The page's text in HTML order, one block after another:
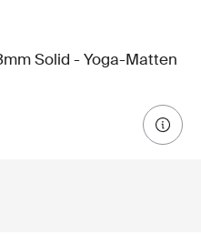
Solid - Yoga-Matten